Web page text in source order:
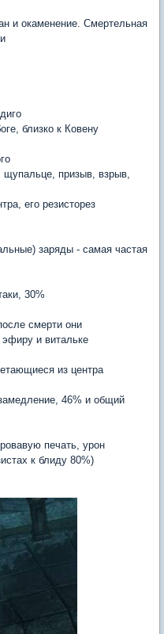
и окаменение. Смертельная
близко к Ковену
щупальце, призыв, взрыв,
его резисторез
заряды - самая частая
30%
смерти они
эфиру и витальке
из центра
46% и общий
печать, урон
к блиду 80%)